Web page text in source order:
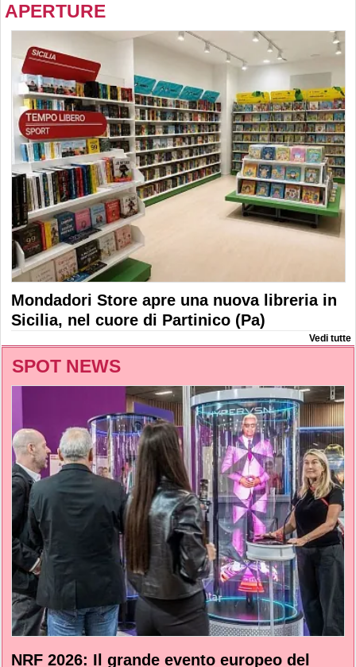
APERTURE
Mondadori Store apre una nuova libreria in
Sicilia, nel cuore di Partinico (Pa)
Vedi tutte
SPOT NEWS
NRF 2026: Il grande evento europeo del